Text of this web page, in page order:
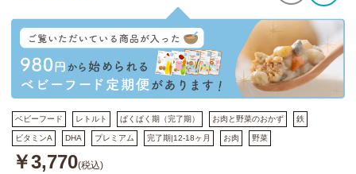
ベビーフード レトルト ぱくぱく期（完了期） お肉と野菜のおかず 鉄
ビタミンA DHA プレミアム 完了期|12-18ヶ月 お肉 野菜
￥3,770(税込)